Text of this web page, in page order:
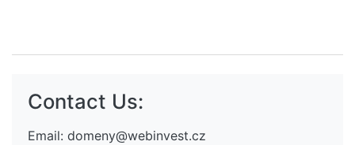
Contact Us:
Email: domeny@webinvest.cz